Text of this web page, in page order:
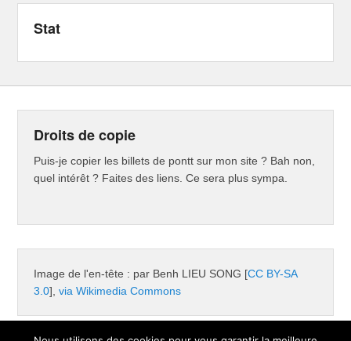
Stat
Droits de copie
Puis-je copier les billets de pontt sur mon site ? Bah non,
quel intérêt ? Faites des liens. Ce sera plus sympa.
Image de l'en-tête : par Benh LIEU SONG [CC BY-SA
3.0],via Wikimedia Commons